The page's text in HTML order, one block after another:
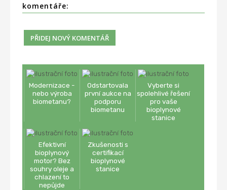
komentáře:
Modernizace -
nebo výroba
biometanu?
Odstartovala
první aukce na
podporu
biometanu
Vyberte si
spolehlivé řešení
pro vaše
bioplynové
stanice
Efektivní
bioplynový
motor? Bez
souhry oleje a
chlazení to
nepůjde
Zkušenosti s
certifikací
bioplynové
stanice